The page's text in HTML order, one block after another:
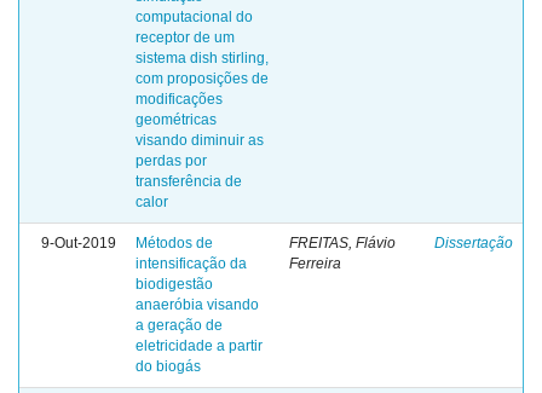
computacional do
receptor de um
sistema dish stirling,
com proposições de
modificações
geométricas
visando diminuir as
perdas por
transferência de
calor
9-Out-2019
Métodos de
intensificação da
biodigestão
anaeróbia visando
a geração de
eletricidade a partir
do biogás
FREITAS, Flávio
Ferreira
Dissertação